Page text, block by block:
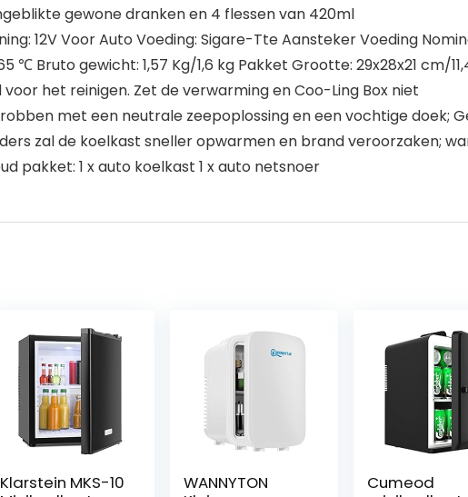
gewone dranken en 4 flessen van 420ml
12V Voor Auto Voeding: Sigare-Tte Aansteker Voeding
Bruto gewicht: 1,57 Kg/1,6 kg Pakket Grootte: 29x28x21 cm/
het reinigen. Zet de verwarming en Coo-Ling Box niet
met een neutrale zeepoplossing en een vochtige doek;
zal de koelkast sneller opwarmen en brand veroorzaken;
pakket: 1 x auto koelkast 1 x auto netsnoer
Klarstein MKS-10
WANNYTON
Cumeod